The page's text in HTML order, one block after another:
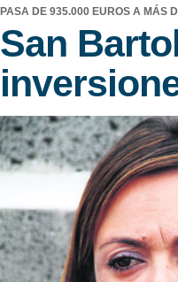
PASA DE 935.000 EUROS A MÁS
San